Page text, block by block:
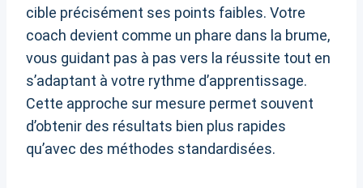
cible précisément ses points faibles. Votre
coach devient comme un phare dans la brume,
vous guidant pas à pas vers la réussite tout en
s’adaptant à votre rythme d’apprentissage.
Cette approche sur mesure permet souvent
d’obtenir des résultats bien plus rapides
qu’avec des méthodes standardisées.